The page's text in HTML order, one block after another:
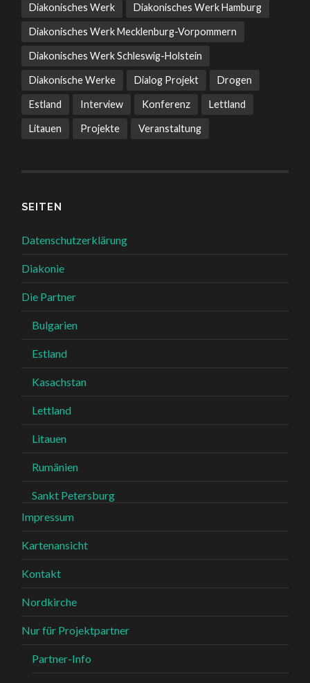
Diakonisches Werk Diakonisches Werk Hamburg
Diakonisches Werk Mecklenburg-Vorpommern
Diakonisches Werk Schleswig-Holstein
Diakonische Werke Dialog Projekt Drogen
Estland Interview Konferenz Lettland
Litauen Projekte Veranstaltung
SEITEN
Datenschutzerklärung
Diakonie
Die Partner
Bulgarien
Estland
Kasachstan
Lettland
Litauen
Rumänien
Sankt Petersburg
Impressum
Kartenansicht
Kontakt
Nordkirche
Nur für Projektpartner
Partner-Info